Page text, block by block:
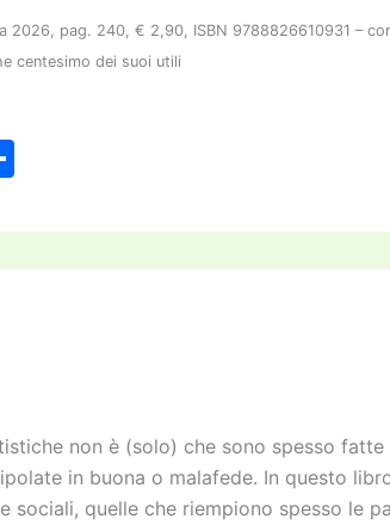
2026, pag. 240, € 2,90, ISBN 9788826610931 –
centesimo dei suoi utili
n
di
non è (solo) che sono spesso fatte
in buona o malafede. In questo
sociali, quelle che riempiono spesso le